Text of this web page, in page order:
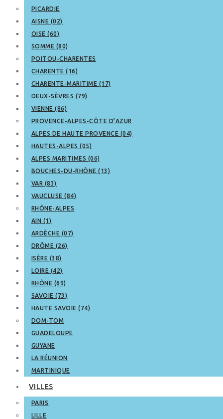
PICARDIE
AISNE (02)
OISE (60)
SOMME (80)
POITOU-CHARENTES
CHARENTE (16)
CHARENTE-MARITIME (17)
DEUX-SÈVRES (79)
VIENNE (86)
PROVENCE-ALPES-CÔTE D’AZUR
ALPES DE HAUTE PROVENCE (04)
HAUTES-ALPES (05)
ALPES MARITIMES (06)
BOUCHES-DU-RHÔNE (13)
VAR (83)
VAUCLUSE (84)
RHÔNE-ALPES
AIN (1)
ARDÈCHE (07)
DRÔME (26)
ISÈRE (38)
LOIRE (42)
RHÔNE (69)
SAVOIE (73)
HAUTE SAVOIE (74)
DOM-TOM
GUADELOUPE
GUYANE
LA RÉUNION
MARTINIQUE
VILLES
PARIS
LILLE